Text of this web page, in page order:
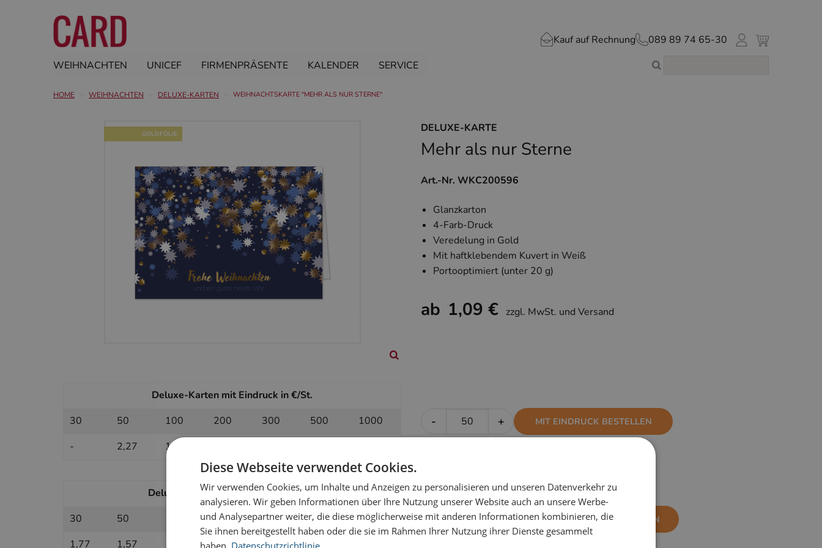
Kauf auf Rechnung
089 89 74 65-30
WEIHNACHTEN
UNICEF FIRMENPRÄSENTE KALENDER SERVICE
HOME WEIHNACHTEN DELUXE-KARTEN WEIHNACHTSKARTE "MEHR ALS NUR STERNE"
GOLDFOLIE DELUXE-KARTE
Mehr als nur Sterne
Art.-Nr. WKC200596
Glanzkarton
4-Farb-Druck
Veredelung in Gold
Mit haftklebendem Kuvert in Weiß
Portooptimiert (unter 20 g)
ab 1,09 € zzgl. MwSt. und Versand
Deluxe-Karten mit Eindruck in €/St.
30
50 100 200 300 500
1000
-
2,27 1,74
- + MIT EINDRUCK BESTELLEN
Deluxe-Karten ohne Eindruck in €/St.
30
50 200 300 500
1000
1,77
1,57 1,21 1,16 1,14
- + OHNE EINDRUCK BESTELLEN
Diese Webseite verwendet Cookies.
Wir verwenden Cookies, um Inhalte und Anzeigen zu personalisieren und unseren Datenverkehr zu
analysieren. Wir geben Informationen über Ihre Nutzung unserer Website auch an unsere Werbe-
und Analysepartner weiter, die diese möglicherweise mit anderen Informationen kombinieren, die
Sie ihnen bereitgestellt haben oder die sie im Rahmen Ihrer Nutzung ihrer Dienste gesammelt
haben. Datenschutzrichtlinie